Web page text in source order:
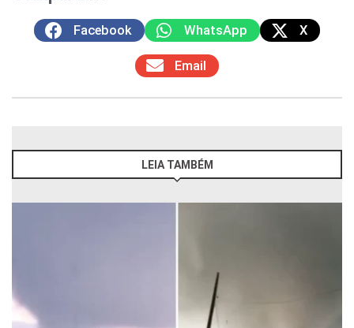
Facebook WhatsApp X
Email
LEIA TAMBÉM